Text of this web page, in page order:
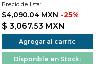
Precio de lista:
$4,090.04 MXN -25%
$ 3,067.53 MXN
Agregar al carrito
Disponible en Stock: